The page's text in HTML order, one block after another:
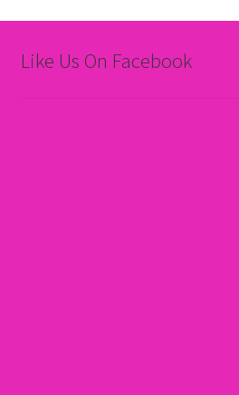
Like Us On Facebook